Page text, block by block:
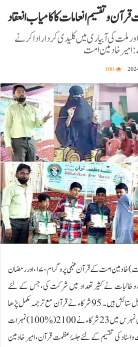
و تقسیم انعامات کا کامیاب انعقاد
ملت کی آبیاری میں کلیدی کردار ادا کرنے
امیر خادمین امت
100
بھوکر (ناندیڑ):26؍اگست ( راست) خادمین امت کے قرآن فہمی پروگرام-۱۷ ، اور رمضان
و طالبات نے کثیر تعداد میں شرکت کی،جس کے لئے
اولیائے طلباء اور ان کے اساتذہ قابل ستائش ہیں۔ 95 شرکاء نے قرآن مع ترجمہ مکمل پڑھا
اور 150 شرکاء کے رمضان کارڈ کی نمبرس میں 23 شرکاء نے 2100 (%100) نمبرات
کی تقسیم کے لئے جلسۂ عظمت قرآن، امیر خادمین